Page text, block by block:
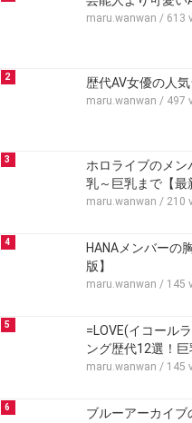
maru.wanwan / 613
2 歴代AV女優の人
maru.wanwan / 497
3
ホロライブのメ
乳～巨乳まで【最
maru.wanwan / 210
4
HANAメンバーの
版】
maru.wanwan / 145
5
=LOVE(イコール
ング歴代12選！巨
maru.wanwan / 145
6
ブルーアーカイブ